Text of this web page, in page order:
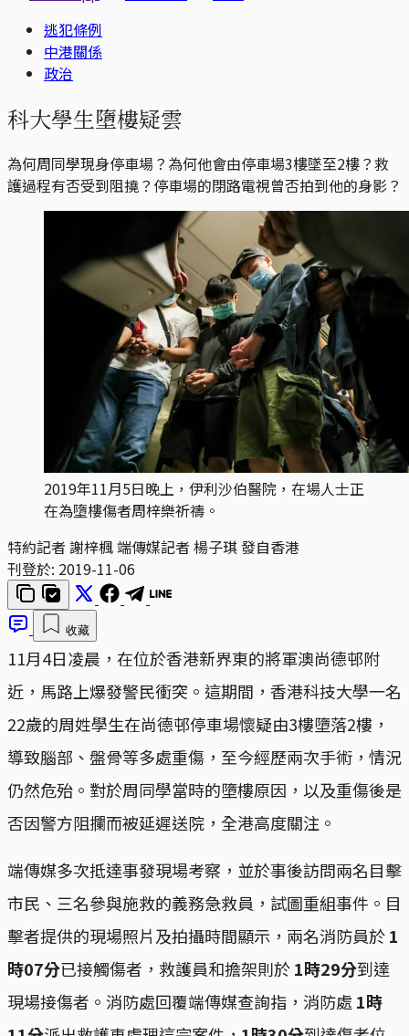
逃犯條例
中港關係
政治
科大學生墮樓疑雲
為何周同學現身停車場？為何他會由停車場3樓墜至2樓？救
護過程有否受到阻撓？停車場的閉路電視曾否拍到他的身影？
2019年11月5日晚上，伊利沙伯醫院，在場人士正
在為墮樓傷者周梓樂祈禱。
特約記者 謝梓楓 端傳媒記者 楊子琪 發自香港
刊登於: 2019-11-06
收藏
11月4日凌晨，在位於香港新界東的將軍澳尚德邨附
近，馬路上爆發警民衝突。這期間，香港科技大學一名
22歲的周姓學生在尚德邨停車場懷疑由3樓墮落2樓，
導致腦部、盤骨等多處重傷，至今經歷兩次手術，情況
仍然危殆。對於周同學當時的墮樓原因，以及重傷後是
否因警方阻攔而被延遲送院，全港高度關注。
端傳媒多次抵達事發現場考察，並於事後訪問兩名目擊
市民、三名參與施救的義務急救員，試圖重組事件。目
擊者提供的現場照片及拍攝時間顯示，兩名消防員於1
時07分已接觸傷者，救護員和擔架則於1時29分到達
現場接傷者。消防處回覆端傳媒查詢指，消防處 1時